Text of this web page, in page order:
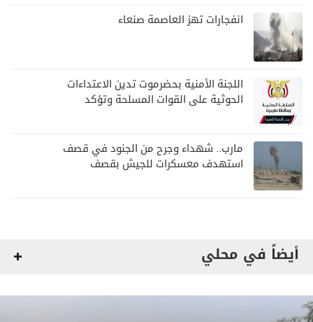
انفجارات تهز العاصمة صنعاء
اللجنة الأمنية بحضرموت تدين الاعتداءات
الحوثية على القوات المسلحة وتؤكد
مارب.. شهداء وجرح من الجنود في قصف
استهدف معسكرات للجيش بقصف
أيضاً في محلي